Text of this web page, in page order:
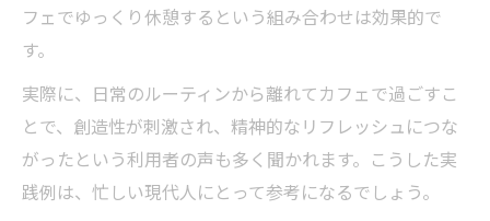
フェでゆっくり休憩するという組み合わせは効果的で
す。
実際に、日常のルーティンから離れてカフェで過ごすこ
とで、創造性が刺激され、精神的なリフレッシュにつな
がったという利用者の声も多く聞かれます。こうした実
践例は、忙しい現代人にとって参考になるでしょう。